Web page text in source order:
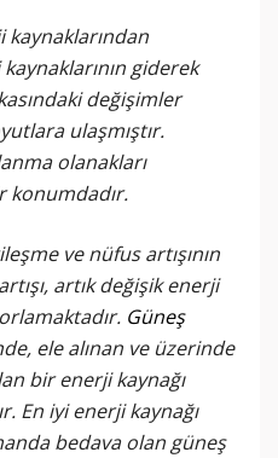
giderek
değişimler
ulaşmıştır.
olanakları
konumdadır.
ve nüfus artışının
artık değişik enerji
Güneş
ele alınan ve üzerinde
bir enerji kaynağı
En iyi enerji kaynağı
bedava olan güneş